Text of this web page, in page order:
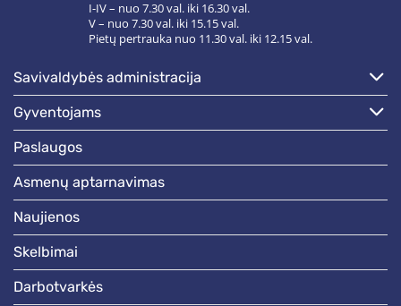
I-IV – nuo 7.30 val. iki 16.30 val.
V – nuo 7.30 val. iki 15.15 val.
Pietų pertrauka nuo 11.30 val. iki 12.15 val.
savivaldybės administracija
gyventojams
paslaugos
asmenų aptarnavimas
naujienos
skelbimai
darbotvarkės